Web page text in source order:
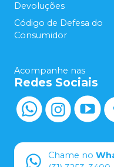
Devoluções
Código de Defesa do
Consumidor
Acompanhe nas
Redes Sociais
Chame no